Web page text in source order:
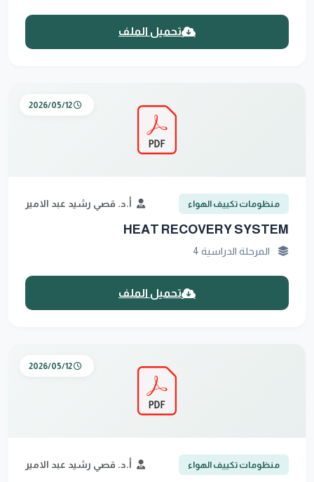
تحميل الملف
2026/05/12
منظومات تكييف الهواء أ.د. قصي رشيد عبد الامير
HEAT RECOVERY SYSTEM
المرحلة الدراسية 4
تحميل الملف
2026/05/12
منظومات تكييف الهواء أ.د. قصي رشيد عبد الامير